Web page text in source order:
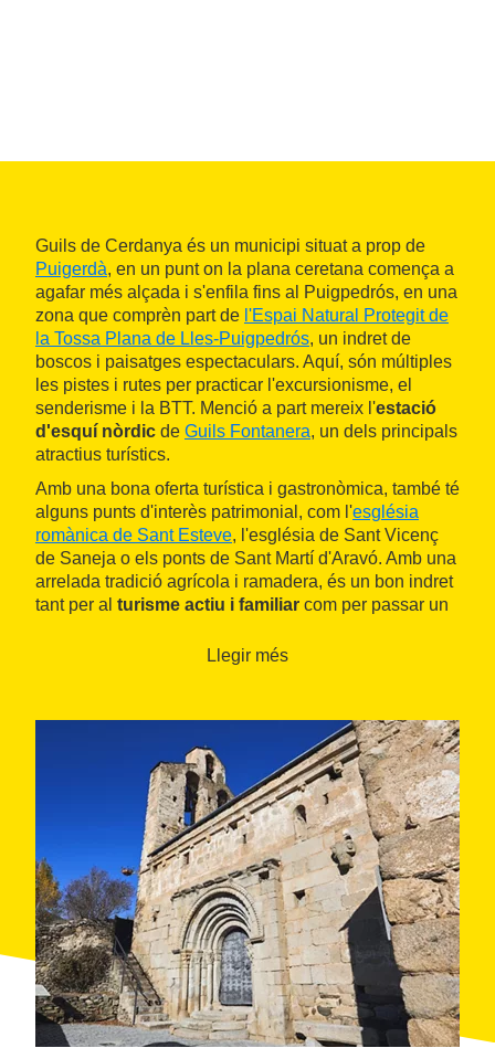
Guils de Cerdanya és un municipi situat a prop de
Puigerdà, en un punt on la plana ceretana comença a
agafar més alçada i s'enfila fins al Puigpedrós, en una
zona que comprèn part de l'Espai Natural Protegit de
la Tossa Plana de Lles-Puigpedrós, un indret de
boscos i paisatges espectaculars. Aquí, són múltiples
les pistes i rutes per practicar l'excursionisme, el
senderisme i la BTT. Menció a part mereix l'estació
d'esquí nòrdic de Guils Fontanera, un dels principals
atractius turístics.
Amb una bona oferta turística i gastronòmica, també té
alguns punts d'interès patrimonial, com l'església
romànica de Sant Esteve, l'església de Sant Vicenç
de Saneja o els ponts de Sant Martí d'Aravó. Amb una
arrelada tradició agrícola i ramadera, és un bon indret
tant per al turisme actiu i familiar com per passar un
Llegir més